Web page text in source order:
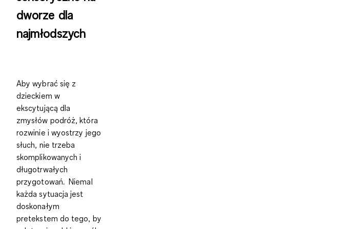
dworze dla
najmłodszych
Aby wybrać się z
dzieckiem w
ekscytującą dla
zmysłów podróż, która
rozwinie i wyostrzy jego
słuch, nie trzeba
skomplikowanych i
długotrwałych
przygotowań.Niemal
każda sytuacja jest
doskonałym
pretekstem do tego, by